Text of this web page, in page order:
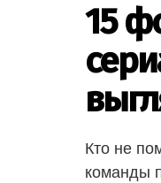
15
Кто не
команды